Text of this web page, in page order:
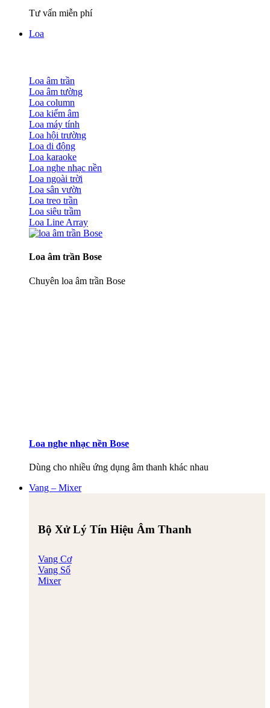
Tư vấn miễn phí
Loa
Loa âm trần
Loa âm tường
Loa column
Loa kiểm âm
Loa máy tính
Loa hội trường
Loa di động
Loa karaoke
Loa nghe nhạc nền
Loa ngoài trời
Loa sân vườn
Loa treo trần
Loa siêu trầm
Loa Line Array
Loa âm trần Bose
Chuyên loa âm trần Bose
Loa nghe nhạc nền Bose
Dùng cho nhiều ứng dụng âm thanh khác nhau
Vang – Mixer
Bộ Xử Lý Tín Hiệu Âm Thanh
Vang Cơ
Vang Số
Mixer